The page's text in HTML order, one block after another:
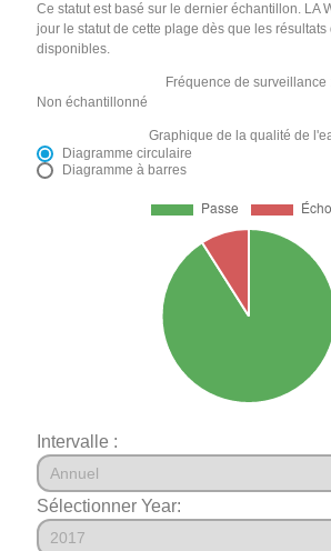
Ce statut est basé sur le dernier échantillon. LA
jour le statut de cette plage dès que les résultats
disponibles.
Fréquence de surveillance
Non échantillonné
Graphique de la qualité de
Diagramme circulaire
Diagramme à barres
Intervalle :
Sélectionner Year: